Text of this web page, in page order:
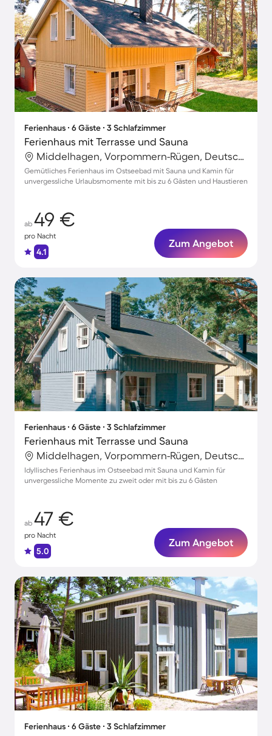
Ferienhaus ∙ 6 Gäste ∙ 3 Schlafzimmer
Ferienhaus mit Terrasse und Sauna
Middelhagen, Vorpommern-Rügen, Deutschland
Gemütliches Ferienhaus im Ostseebad mit Sauna und Kamin für
unvergessliche Urlaubsmomente mit bis zu 6 Gästen und Haustieren
ab 49 €
pro Nacht
4.1
Zum Angebot
Ferienhaus ∙ 6 Gäste ∙ 3 Schlafzimmer
Ferienhaus mit Terrasse und Sauna
Middelhagen, Vorpommern-Rügen, Deutschland
Idyllisches Ferienhaus im Ostseebad mit Sauna und Kamin für
unvergessliche Momente zu zweit oder mit bis zu 6 Gästen
ab 47 €
pro Nacht
5.0
Zum Angebot
Ferienhaus ∙ 6 Gäste ∙ 3 Schlafzimmer